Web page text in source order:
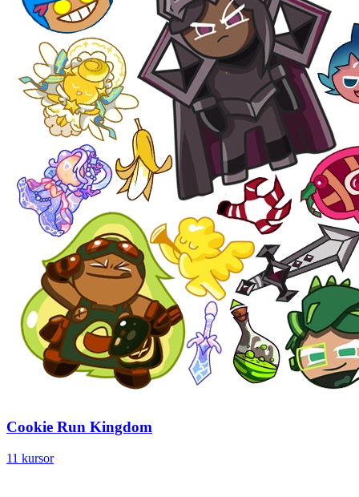
Cookie Run Kingdom
11 kursor